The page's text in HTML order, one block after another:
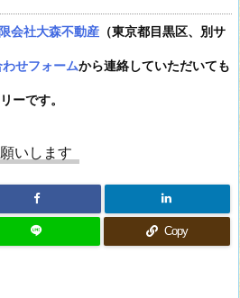
会社大森不動産 （東京都目黒区、別サ
せフォームから連絡していただいても
ーです。
いします
Copy